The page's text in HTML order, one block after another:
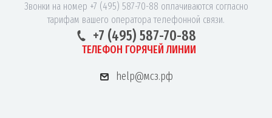
Звонки на номер +7 (495) 587-70-88 оплачиваются согласно
тарифам вашего оператора телефонной связи.
+7 (495) 587-70-88
ТЕЛЕФОН ГОРЯЧЕЙ ЛИНИИ
help@мсз.рф